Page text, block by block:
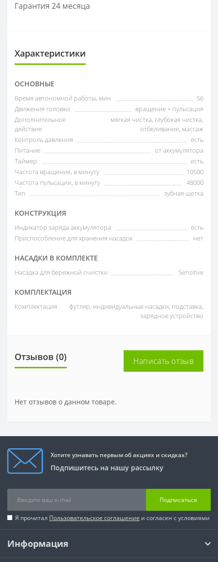
Гарантия 24 месяца
Характеристики
ОСНОВНЫЕ
Время автономной работы, мин
56
Движения головки
вращение + пульсация
Дополнительное
действие
мягкая чистка, глубокая чистка,
отбеливание, массаж
Контроль давления
есть
Питание
от аккумулятора
Таймер
есть
Частота вращения, в минуту
10500
Частота пульсации, в минуту
48000
Тип
зубная щетка
КОНСТРУКЦИЯ
Индикатор заряда аккумулятора
есть
Приспособление для хранения насадок
нет
НАСАДКИ В КОМПЛЕКТЕ
Насадка для бережной очистки Sensitive
КОМПЛЕКТАЦИЯ
Комплектация
футляр, индивидуальные насадки, подставка,
зарядное устройство
Отзывов (0) Написать отзыв
Нет отзывов о данном товаре.
Хотите узнавать первым об акциях и скидках?
Подпишитесь на нашу рассылку
Подписаться
Я прочитал Пользовательское соглашение и согласен с условиями
Информация